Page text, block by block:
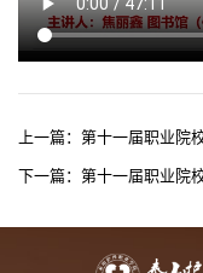
上一篇： 第十一届职业院
下一篇： 第十一届职业院